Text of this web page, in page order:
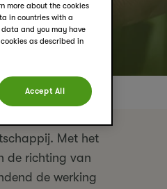
Met het
de richting van
de werking
more about the cookies
in countries with a
and you may have
as described in
Accept All